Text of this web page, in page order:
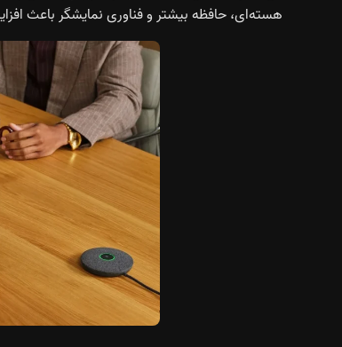
هسته‌ای، حافظه بیشتر و فناوری نمایشگر باعث